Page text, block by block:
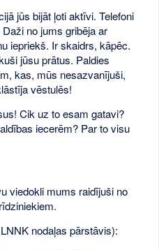
jūs bijāt ļoti aktīvi. Telefoni
no jums gribēja ar
iepriekš. Ir skaidrs, kāpēc.
jūsu prātus. Paldies
kas, mūs nesazvanījuši,
vēstulēs!
Cik uz to esam gatavi?
iecerēm? Par to visu
viedokli mums raidījuši no
nodaļas pārstāvis):